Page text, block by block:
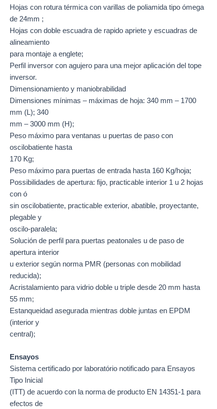
Hojas con rotura térmica con varillas de poliamida tipo ómega
de 24mm ;
Hojas con doble escuadra de rapido apriete y escuadras de
alineamiento
para montaje a englete;
Perfil inversor con agujero para una mejor aplicación del tope
inversor.
Dimensionamiento y maniobrabilidad
Dimensiones mínimas – máximas de hoja: 340 mm – 1700
mm (L); 340
mm – 3000 mm (H);
Peso máximo para ventanas u puertas de paso con
oscilobatiente hasta
170 Kg;
Peso máximo para puertas de entrada hasta 160 Kg/hoja;
Possibilidades de apertura: fijo, practicable interior 1 u 2 hojas
con ó
sin oscilobatiente, practicable exterior, abatible, proyectante,
plegable y
oscilo-paralela;
Solución de perfil para puertas peatonales u de paso de
apertura interior
u exterior según norma PMR (personas con mobilidad
reducida);
Acristalamiento para vidrio doble u triple desde 20 mm hasta
55 mm;
Estanqueidad asegurada mientras doble juntas en EPDM
(interior y
central);
Ensayos
Sistema certificado por laboratório notificado para Ensayos
Tipo Inicial
(ITT) de acuerdo con la norma de producto EN 14351-1 para
efectos de